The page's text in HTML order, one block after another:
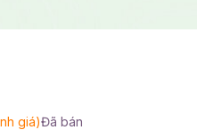
giá)Đã bán